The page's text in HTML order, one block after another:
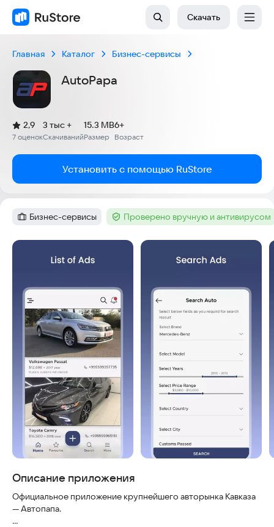
Скачать
Главная Каталог Бизнес-сервисы
AutoPapa
Рейтинг:
2,9
(
7 оценок
)
Скачиваний
3 тыс +
Размер
15.3 MB
Возраст
6+
Установить с помощью RuStore
Категория :
Бизнес-сервисы Тег :Проверено вручную и антивирусом
Скриншоты
Описание приложения
Официальное приложение крупнейшего авторынка Кавказа
— Автопапа.